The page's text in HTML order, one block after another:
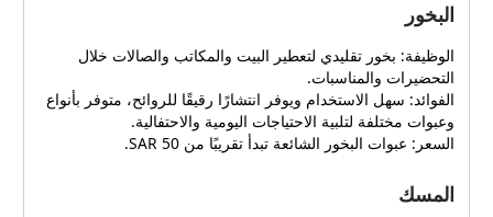
البخور
الوظيفة: بخور تقليدي لتعطير البيت والمكاتب والصالات خلال
التحضيرات والمناسبات.
الفوائد: سهل الاستخدام ويوفر انتشارًا رقيقًا للروائح، متوفر بأنواع
وعبوات مختلفة لتلبية الاحتياجات اليومية والاحتفالية.
السعر: عبوات البخور الشائعة تبدأ تقريبًا من 50 SAR.
المسك